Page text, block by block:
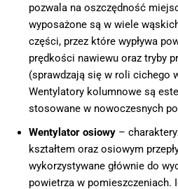
pozwala na oszczędność
wyposażone są w wiele
części, przez które wypływa
prędkości nawiewu oraz tryby
(sprawdzają się w roli cichego
Wentylatory kolumnowe są
stosowane w nowoczesnych
Wentylator osiowy –
kształtem oraz osiowym
wykorzystywane głównie do
powietrza w pomieszczeniach.